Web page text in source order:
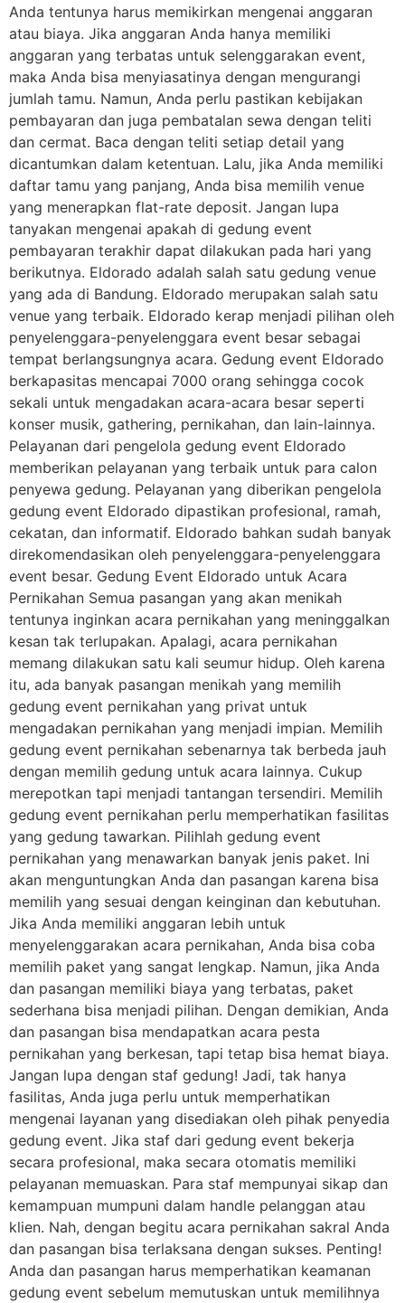
Anda tentunya harus memikirkan mengenai anggaran
atau biaya. Jika anggaran Anda hanya memiliki
anggaran yang terbatas untuk selenggarakan event,
maka Anda bisa menyiasatinya dengan mengurangi
jumlah tamu. Namun, Anda perlu pastikan kebijakan
pembayaran dan juga pembatalan sewa dengan teliti
dan cermat. Baca dengan teliti setiap detail yang
dicantumkan dalam ketentuan. Lalu, jika Anda memiliki
daftar tamu yang panjang, Anda bisa memilih venue
yang menerapkan flat-rate deposit. Jangan lupa
tanyakan mengenai apakah di gedung event
pembayaran terakhir dapat dilakukan pada hari yang
berikutnya. Eldorado adalah salah satu gedung venue
yang ada di Bandung. Eldorado merupakan salah satu
venue yang terbaik. Eldorado kerap menjadi pilihan oleh
penyelenggara-penyelenggara event besar sebagai
tempat berlangsungnya acara. Gedung event Eldorado
berkapasitas mencapai 7000 orang sehingga cocok
sekali untuk mengadakan acara-acara besar seperti
konser musik, gathering, pernikahan, dan lain-lainnya.
Pelayanan dari pengelola gedung event Eldorado
memberikan pelayanan yang terbaik untuk para calon
penyewa gedung. Pelayanan yang diberikan pengelola
gedung event Eldorado dipastikan profesional, ramah,
cekatan, dan informatif. Eldorado bahkan sudah banyak
direkomendasikan oleh penyelenggara-penyelenggara
event besar. Gedung Event Eldorado untuk Acara
Pernikahan Semua pasangan yang akan menikah
tentunya inginkan acara pernikahan yang meninggalkan
kesan tak terlupakan. Apalagi, acara pernikahan
memang dilakukan satu kali seumur hidup. Oleh karena
itu, ada banyak pasangan menikah yang memilih
gedung event pernikahan yang privat untuk
mengadakan pernikahan yang menjadi impian. Memilih
gedung event pernikahan sebenarnya tak berbeda jauh
dengan memilih gedung untuk acara lainnya. Cukup
merepotkan tapi menjadi tantangan tersendiri. Memilih
gedung event pernikahan perlu memperhatikan fasilitas
yang gedung tawarkan. Pilihlah gedung event
pernikahan yang menawarkan banyak jenis paket. Ini
akan menguntungkan Anda dan pasangan karena bisa
memilih yang sesuai dengan keinginan dan kebutuhan.
Jika Anda memiliki anggaran lebih untuk
menyelenggarakan acara pernikahan, Anda bisa coba
memilih paket yang sangat lengkap. Namun, jika Anda
dan pasangan memiliki biaya yang terbatas, paket
sederhana bisa menjadi pilihan. Dengan demikian, Anda
dan pasangan bisa mendapatkan acara pesta
pernikahan yang berkesan, tapi tetap bisa hemat biaya.
Jangan lupa dengan staf gedung! Jadi, tak hanya
fasilitas, Anda juga perlu untuk memperhatikan
mengenai layanan yang disediakan oleh pihak penyedia
gedung event. Jika staf dari gedung event bekerja
secara profesional, maka secara otomatis memiliki
pelayanan memuaskan. Para staf mempunyai sikap dan
kemampuan mumpuni dalam handle pelanggan atau
klien. Nah, dengan begitu acara pernikahan sakral Anda
dan pasangan bisa terlaksana dengan sukses. Penting!
Anda dan pasangan harus memperhatikan keamanan
gedung event sebelum memutuskan untuk memilihnya